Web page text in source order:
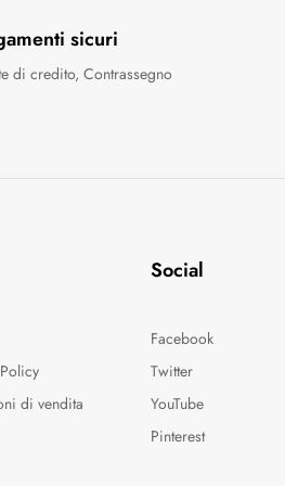
sicuri
di credito, Contrassegno
di vendita
Social
Facebook
Twitter
YouTube
Pinterest